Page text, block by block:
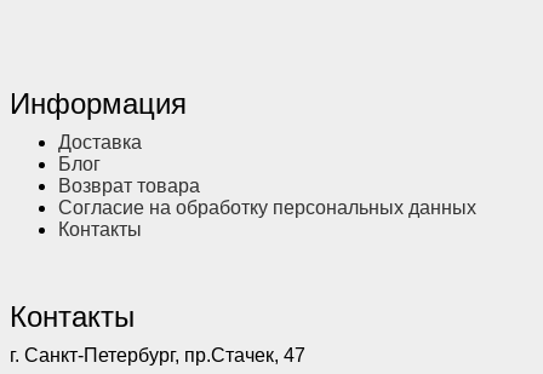
Информация
Доставка
Блог
Возврат товара
Согласие на обработку персональных данных
Контакты
Контакты
г. Санкт-Петербург, пр.Стачек, 47